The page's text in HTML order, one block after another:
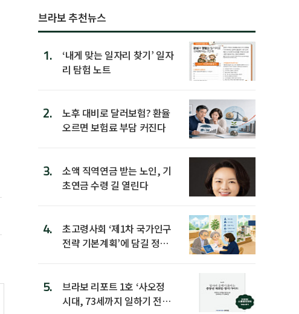
브라보 추천뉴스
1.
‘내게 맞는 일자리 찾기’ 일자
리 탐험 노트
2.
노후 대비로 달러보험? 환율
오르면 보험료 부담 커진다
3.
소액 직역연금 받는 노인, 기
초연금 수령 길 열린다
4.
초고령사회 ‘제1차 국가인구
전략 기본계획’에 담길 정책
5.
브라보 리포트 1호 ‘사오정
시대, 73세까지 일하기 전략’